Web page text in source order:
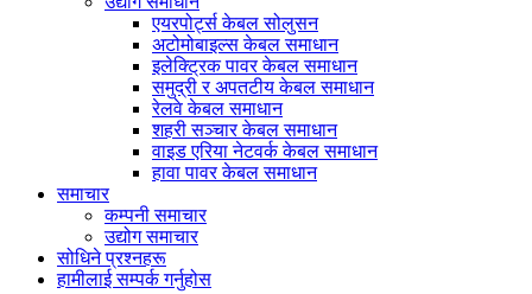
एयरपोर्ट्स केबल सोलुसन
अटोमोबाइल्स केबल समाधान
इलेक्ट्रिक पावर केबल समाधान
समुद्री र अपतटीय केबल समाधान
रेलवे केबल समाधान
शहरी सञ्चार केबल समाधान
वाइड एरिया नेटवर्क केबल समाधान
हावा पावर केबल समाधान
समाचार
कम्पनी समाचार
उद्योग समाचार
सोधिने प्रश्नहरू
हामीलाई सम्पर्क गर्नुहोस